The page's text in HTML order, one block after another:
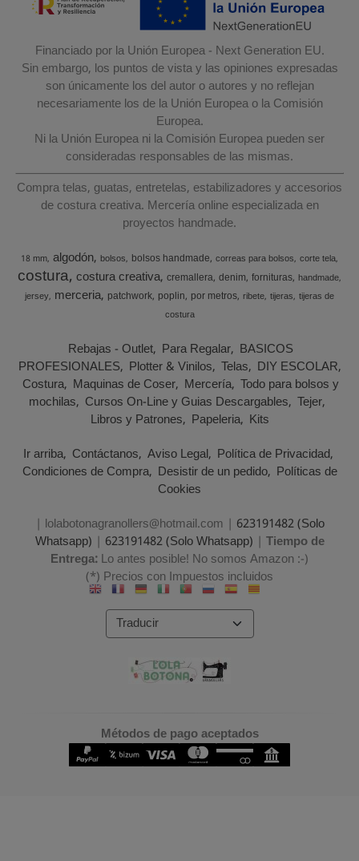
Financiado por la Unión Europea - Next Generation EU.
Sin embargo, los puntos de vista y las opiniones expresadas
son únicamente los del autor o autores y no reflejan
necesariamente los de la Unión Europea o la Comisión
Europea.
Ni la Unión Europea ni la Comisión Europea pueden ser
consideradas responsables de las mismas.
Compra telas, guatas, entretelas, estabilizadores y accesorios
de costura creativa. Mercería online especializada en
proyectos handmade.
18 mm algodón bolsos bolsos handmade correas para bolsos corte tela
costura costura creativa cremallera denim fornituras handmade
jersey merceria patchwork poplin por metros ribete tijeras tijeras de
costura
Rebajas - Outlet Para Regalar BASICOS
PROFESIONALES Plotter & Vinilos Telas DIY ESCOLAR
Costura Maquinas de Coser Mercería Todo para bolsos y
mochilas Cursos On-Line y Guias Descargables Tejer
Libros y Patrones Papeleria Kits
Ir arriba Contáctanos Aviso Legal Política de Privacidad
Condiciones de Compra Desistir de un pedido Políticas de
Cookies
| lolabotonagranollers@hotmail.com | 623191482 (Solo
Whatsapp) | 623191482 (Solo Whatsapp) | Tiempo de
Entrega:Lo antes posible! No somos Amazon :-)
(*) Precios con Impuestos incluidos
Métodos de pago aceptados